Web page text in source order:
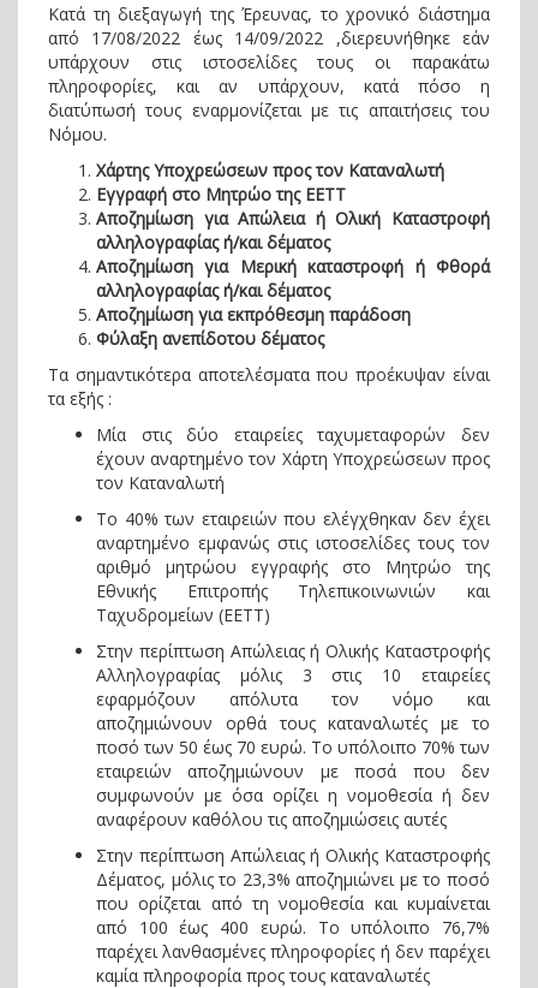
Κατά τη διεξαγωγή της Έρευνας, το χρονικό διάστημα
από 17/08/2022 έως 14/09/2022 ,διερευνήθηκε εάν
υπάρχουν στις ιστοσελίδες τους οι παρακάτω
πληροφορίες, και αν υπάρχουν, κατά πόσο η
διατύπωσή τους εναρμονίζεται με τις απαιτήσεις του
Νόμου.
Χάρτης Υποχρεώσεων προς τον Καταναλωτή
Εγγραφή στο Μητρώο της ΕΕΤΤ
Αποζημίωση για Απώλεια ή Ολική Καταστροφή
αλληλογραφίας ή/και δέματος
Αποζημίωση για Μερική καταστροφή ή Φθορά
αλληλογραφίας ή/και δέματος
Αποζημίωση για εκπρόθεσμη παράδοση
Φύλαξη ανεπίδοτου δέματος
Τα σημαντικότερα αποτελέσματα που προέκυψαν είναι
τα εξής :
Μία στις δύο εταιρείες ταχυμεταφορών δεν
έχουν αναρτημένο τον Χάρτη Υποχρεώσεων προς
τον Καταναλωτή
Το 40% των εταιρειών που ελέγχθηκαν δεν έχει
αναρτημένο εμφανώς στις ιστοσελίδες τους τον
αριθμό μητρώου εγγραφής στο Μητρώο της
Εθνικής Επιτροπής Τηλεπικοινωνιών και
Ταχυδρομείων (EETT)
Στην περίπτωση Απώλειας ή Ολικής Καταστροφής
Αλληλογραφίας μόλις 3 στις 10 εταιρείες
εφαρμόζουν απόλυτα τον νόμο και
αποζημιώνουν ορθά τους καταναλωτές με το
ποσό των 50 έως 70 ευρώ. Το υπόλοιπο 70% των
εταιρειών αποζημιώνουν με ποσά που δεν
συμφωνούν με όσα ορίζει η νομοθεσία ή δεν
αναφέρουν καθόλου τις αποζημιώσεις αυτές
Στην περίπτωση Απώλειας ή Ολικής Καταστροφής
Δέματος, μόλις το 23,3% αποζημιώνει με το ποσό
που ορίζεται από τη νομοθεσία και κυμαίνεται
από 100 έως 400 ευρώ. Το υπόλοιπο 76,7%
παρέχει λανθασμένες πληροφορίες ή δεν παρέχει
καμία πληροφορία προς τους καταναλωτές